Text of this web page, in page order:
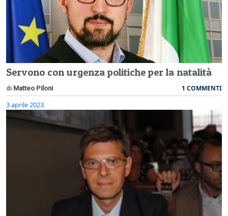
Servono con urgenza politiche per la natalità
di Matteo Piloni 1 COMMENTI
3 aprile 2023